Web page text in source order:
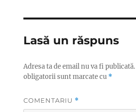
Lasă un răspuns
Adresa ta de email nu va fi publicată.
obligatorii sunt marcate cu *
COMENTARIU *